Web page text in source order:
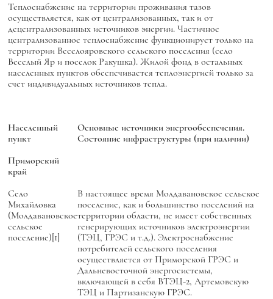
Теплоснабжение на территории проживания тазов
осуществляется, как от централизованных, так и от
децентрализованных источников энергии. Частичное
централизованное теплоснабжение функционирует только на
территории Веселояровского сельского поселения (село
Веселый Яр и поселок Ракушка). Жилой фонд в остальных
населенных пунктов обеспечивается теплоэнергией только за
счет индивидуальных источников тепла.
Населенный
пункт
Основные источники энергообеспечения.
Состояние инфраструктуры (при наличии)
Приморский
край
Село
Михайловка
(Молдавановское
сельское
поселение)[1]
В настоящее время Молдавановское сельское
поселение, как и большинство поселений на
территории области, не имеет собственных
генерирующих источников электроэнергии
(ТЭЦ, ГРЭС и т.д.). Электроснабжение
потребителей сельского поселения
осуществляется от Приморской ГРЭС и
Дальневосточной энергосистемы,
включающей в себя ВТЭЦ-2, Артемовскую
ТЭЦ и Партизанскую ГРЭС.